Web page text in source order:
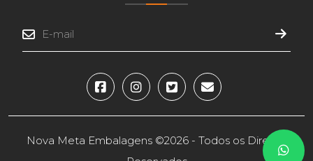
Nova Meta Embalagens ©2026 - Todos os Direitos